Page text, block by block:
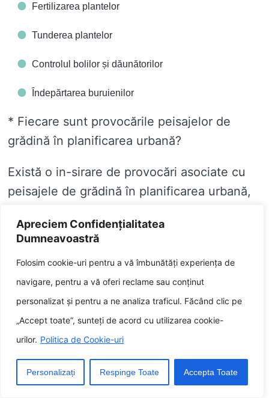
Apreciem Confidențialitatea
Dumneavoastră
Folosim cookie-uri pentru a vă îmbunătăți experiența de
navigare, pentru a vă oferi reclame sau conținut
personalizat și pentru a ne analiza traficul. Făcând clic pe
„Accept toate”, sunteți de acord cu utilizarea cookie-
urilor. Politica de Cookie-uri
Personalizați Respinge Toate Accepta Toate
Fertilizarea plantelor
Tunderea plantelor
Controlul bolilor și dăunătorilor
Îndepărtarea buruienilor
* Fiecare sunt provocările peisajelor de
grădină în planificarea urbană?
Există o in-sirare de provocări asociate cu
peisajele de grădină în planificarea urbană,
Pierdut de linie-ferata
Întreținere dificilă
* Fiecare este viitorul peisajelor de grădină
în reverenta?